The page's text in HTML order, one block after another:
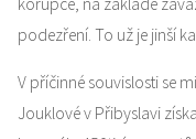
podezření. To už je jinší
V příčinné souvislosti se
Jouklové v Přibyslavi